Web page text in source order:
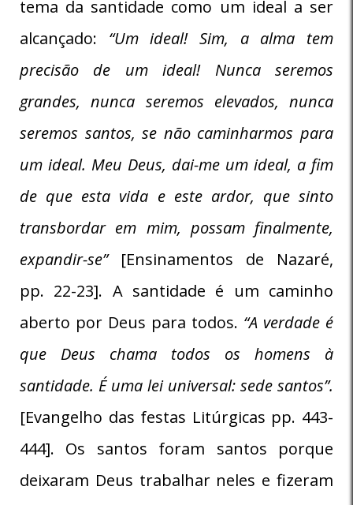
tema da santidade como um ideal a ser
alcançado: “Um ideal! Sim, a alma tem
precisão de um ideal! Nunca seremos
grandes, nunca seremos elevados, nunca
seremos santos, se não caminharmos para
um ideal. Meu Deus, dai-me um ideal, a fim
de que esta vida e este ardor, que sinto
transbordar em mim, possam finalmente,
expandir-se” [Ensinamentos de Nazaré,
pp. 22-23]. A santidade é um caminho
aberto por Deus para todos. “A verdade é
que Deus chama todos os homens à
santidade. É uma lei universal: sede santos”.
[Evangelho das festas Litúrgicas pp. 443-
444]. Os santos foram santos porque
deixaram Deus trabalhar neles e fizeram